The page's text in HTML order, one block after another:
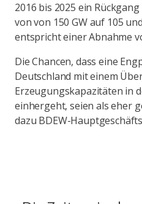
2016 bis 2025 ein
von von 150 GW auf 105
entspricht einer Abnahme
Die Chancen, dass eine
Deutschland mit einem
Erzeugungskapazitäten in
einhergeht, seien als eher
dazu BDEW-